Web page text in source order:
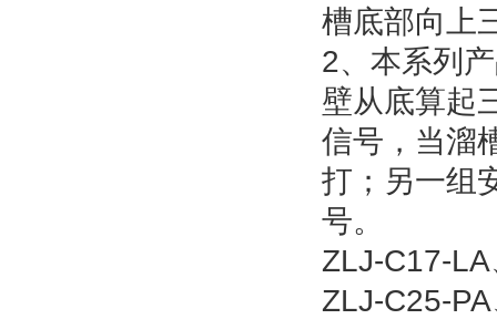
槽底部向上
2、本系列
壁从底算起
信号，当溜
打；另一组
号。
ZLJ-C17-
ZLJ-C25-